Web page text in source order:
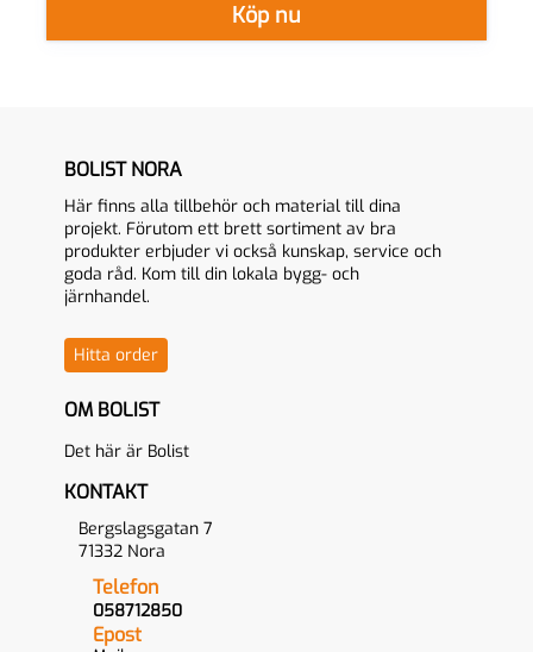
Köp nu
BOLIST NORA
Här finns alla tillbehör och material till dina
projekt. Förutom ett brett sortiment av bra
produkter erbjuder vi också kunskap, service och
goda råd. Kom till din lokala bygg- och
järnhandel.
Hitta order
OM BOLIST
Det här är Bolist
KONTAKT
Bergslagsgatan 7
71332 Nora
Telefon
058712850
Epost